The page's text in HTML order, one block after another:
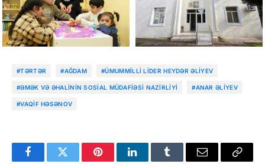
#TƏRTƏR #AĞDAM #ÜMUMMILLI LIDER HEYDƏR ƏLIYEV
#ƏMƏK VƏ ƏHALININ SOSIAL MÜDAFIƏSI NAZIRLIYI #ANAR ƏLIYEV
#VAQIF HƏSƏNOV
FacebookTwitter PinterestLinkedInTumblr Email Copy